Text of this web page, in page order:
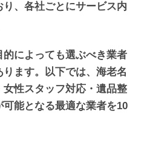
、各社ごとにサービス内
によっても選ぶべき業者
ます。以下では、海老名
性スタッフ対応・遺品整
能となる最適な業者を10